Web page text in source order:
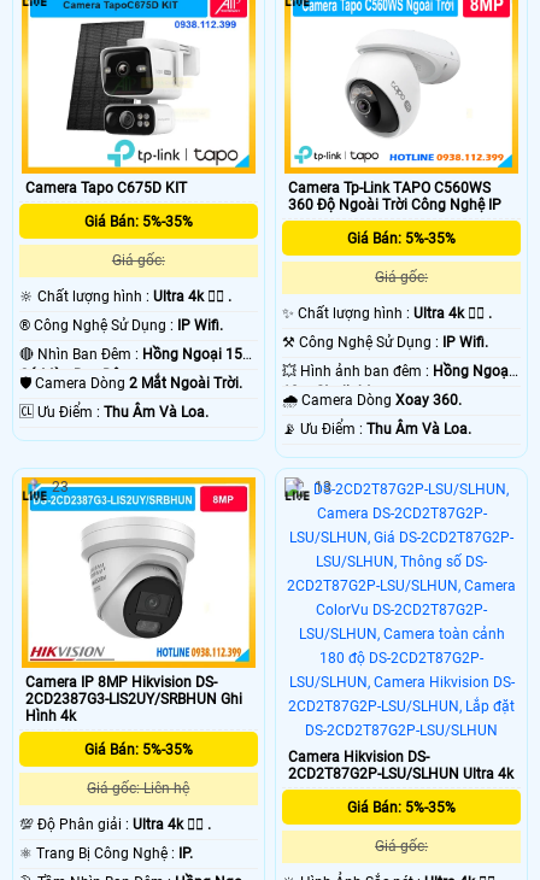
Camera Tapo C675D KIT
Giá Bán: 5%-35%
Giá gốc:
🔆 Chất lượng hình : Ultra 4k 👍🏾 .
®️ Công Nghệ Sử Dụng :
IP Wifi.
🔴 Nhìn Ban Đêm : Hồng Ngoại 15m
Có Màu Ban Ðêm.
🛡 Camera Dòng 2 Mắt Ngoài Trời.
️🆑 Ưu Điểm : Thu Âm Và Loa.
Camera Tp-Link TAPO C560WS
360 Độ Ngoài Trời Công Nghệ IP
Giá Bán: 5%-35%
Giá gốc:
✨ Chất lượng hình :Ultra 4k 👍🏾 .
⚒ Công Nghệ Sử Dụng :
IP Wifi.
💥 Hình ảnh ban đêm : Hồng Ngoại
10m Starlight.
🌧️ Camera DòngXoay 360.
️📡 Ưu Điểm :Thu Âm Và Loa.
Camera IP 8MP Hikvision DS-
2CD2387G3-LIS2UY/SRBHUN Ghi
Hình 4k
Giá Bán: 5%-35%
Giá gốc: Liên hệ
💯 Độ Phân giải : Ultra 4k 👍🏾 .
⚛️ Trang Bị Công Nghệ :
IP.
23
Camera Hikvision DS-
2CD2T87G2P-LSU/SLHUN Ultra 4k
Giá Bán: 5%-35%
Giá gốc:
13